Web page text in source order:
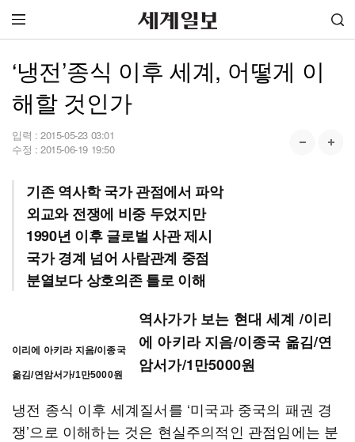
‘냉전’종식 이후 세계, 어떻게 이
해할 것인가
입력 : 2015-05-23 03:01
수정 : 2015-06-19 19:50
기존 역사학 국가 관점에서 파악
외교와 전쟁에 비중 두었지만
1990년 이후 글로벌 사관 제시
국가 경계 넘어 사람관계 중점
분열보다 상호의존 틀로 이해
이리에 아키라 지음/이종국
옮김/연암서가/1만5000원
역사가가 보는 현대 세계 /이리
에 아키라 지음/이종국 옮김/연
암서가/1만5000원
냉전 종식 이후 세계질서를 ‘미국과 중국의 패권 경
쟁’으로 이해하는 것은 현실주의적인 관점임에는 분